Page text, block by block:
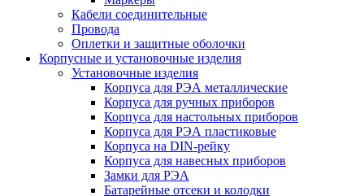
Кабели соединительные
Провода
Оплетки и защитные оболочки
Корпусные и установочные изделия
Установочные изделия
Корпуса для РЭА металлические
Корпуса для ручных приборов
Корпуса для настольных приборов
Корпуса для РЭА пластиковые
Корпуса на DIN-рейку
Корпуса для навесных приборов
Замки для РЭА
Батарейные отсеки и колодки